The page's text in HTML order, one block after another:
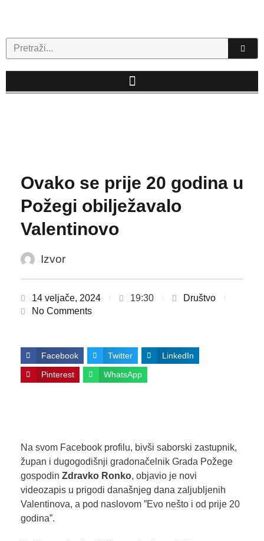
Search
Ovako se prije 20 godina u
Požegi obilježavalo
Valentinovo
Izvor
14 veljače, 2024 19:30
Društvo
No Comments
Facebook Twitter LinkedIn
Pinterest WhatsApp
Na svom Facebook profilu, bivši saborski zastupnik,
župan i dugogodišnji gradonačelnik Grada Požege
gospodin Zdravko Ronko, objavio je novi
videozapis u prigodi današnjeg dana zaljubljenih
Valentinova, a pod naslovom ”Evo nešto i od prije 20
godina”.